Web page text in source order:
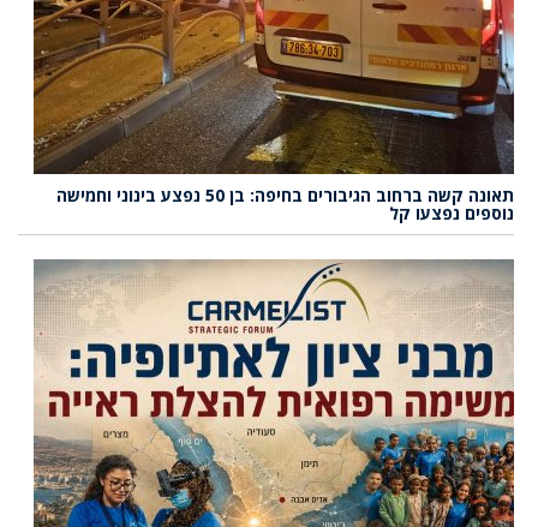
תאונה קשה ברחוב הגיבורים בחיפה: בן 50 נפצע בינוני וחמישה
נוספים נפצעו קל